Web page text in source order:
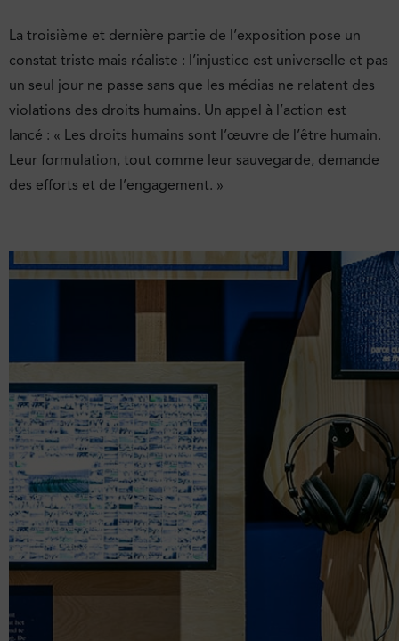
La troisième et dernière partie de l’exposition pose un
constat triste mais réaliste : l’injustice est universelle et pas
un seul jour ne passe sans que les médias ne relatent des
violations des droits humains. Un appel à l’action est
lancé : « Les droits humains sont l’œuvre de l’être humain.
Leur formulation, tout comme leur sauvegarde, demande
des efforts et de l’engagement. »